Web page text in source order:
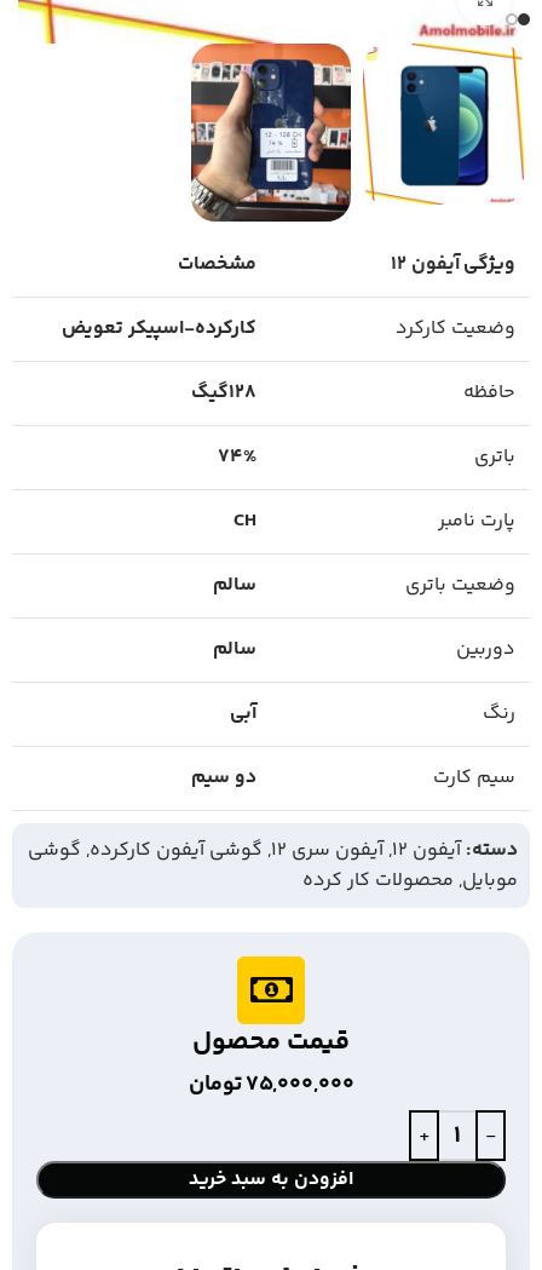
ویژگیآیفون 12 مشخصات
وضعیت کارکرد کارکرده-اسپیکر تعویض
حافظه 128گیگ
باتری 74%
پارت نامبر CH
وضعیت باتری سالم
دوربین سالم
رنگ آبی
سیم کارت دو سیم
دسته: آیفون 12 , آیفون سری 12 , گوشی آیفون کارکرده, گوشی
موبایل, محصولات کار کرده
قیمت محصول
75,000,000تومان
افزودن به سبد خرید